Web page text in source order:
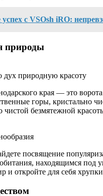
с VSOsh iRO:
природы
природную красоту
края — это
горы, кристально
чистой безмятежной
посвящение
находящимся
и откройте для себя